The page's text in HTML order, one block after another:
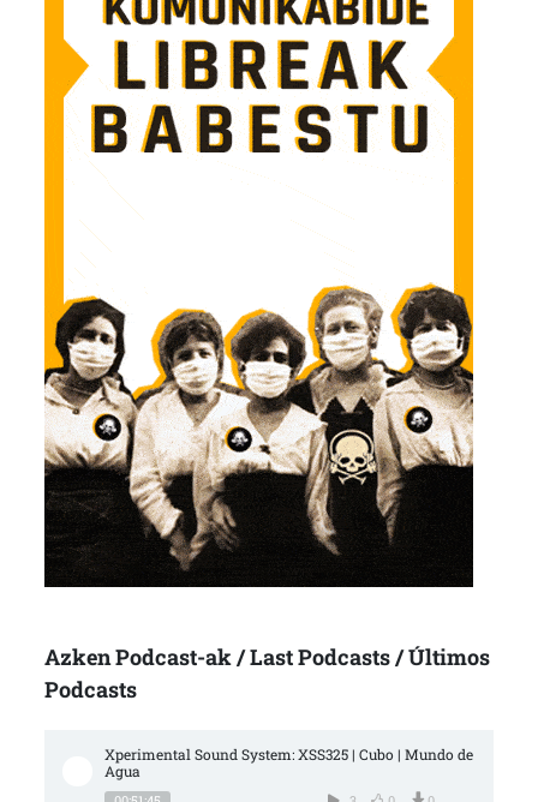
Azken Podcast-ak / Last Podcasts / Últimos
Podcasts
Xperimental Sound System: XSS325 | Cubo | Mundo de
Agua